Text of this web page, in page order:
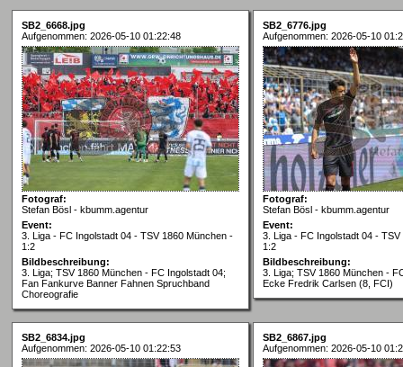
SB2_6668.jpg
Aufgenommen: 2026-05-10 01:22:48
Fotograf:
Stefan Bösl - kbumm.agentur
Event:
3. Liga - FC Ingolstadt 04 - TSV 1860 München -
1:2
Bildbeschreibung:
3. Liga; TSV 1860 München - FC Ingolstadt 04;
Fan Fankurve Banner Fahnen Spruchband
Choreografie
SB2_6776.jpg
Aufgenommen: 2026-05-10
Fotograf:
Stefan Bösl - kbumm.agentur
Event:
3. Liga - FC Ingolstadt 04 -
1:2
Bildbeschreibung:
3. Liga; TSV 1860 München -
Ecke Fredrik Carlsen (8, FCI)
SB2_6834.jpg
Aufgenommen: 2026-05-10 01:22:53
SB2_6867.jpg
Aufgenommen: 2026-05-10